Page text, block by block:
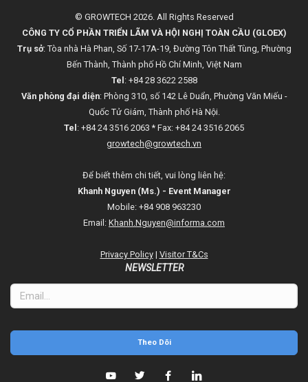
© GROWTECH 2026. All Rights Reserved
CÔNG TY CỔ PHẦN TRIỂN LÃM VÀ HỘI NGHỊ TOÀN CẦU (GLOEX)
Trụ sở: Tòa nhà Hà Phan, Số 17-17A-19, Đường Tôn Thất Tùng, Phường
Bến Thành, Thành phố Hồ Chí Minh, Việt Nam
Tel : +84 28 3622 2588
Văn phòng đại diện: Phòng 310, số 142 Lê Duẩn, Phường Văn Miếu -
Quốc Tử Giám, Thành phố Hà Nội.
Tel : +84 24 3516 2063 * Fax: +84 24 3516 2065
growtech@growtech.vn
Để biết thêm chi tiết, vui lòng liên hệ:
Khanh Nguyen (Ms.) - Event Manager
Mobile: +84 908 963230
Email: Khanh.Nguyen@informa.com
Privacy Policy| Visitor T&Cs
NEWSLETTER
Theo Dõi